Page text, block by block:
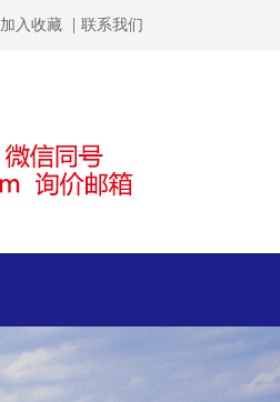
加入收藏 联系我们